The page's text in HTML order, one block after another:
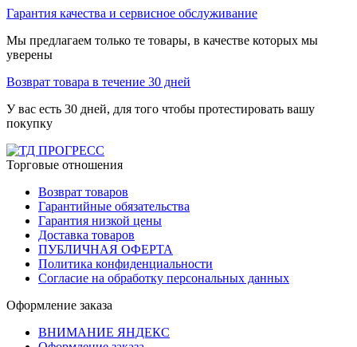
Гарантия качества и сервисное обслуживание
Мы предлагаем только те товары, в качестве которых мы
уверены
Возврат товара в течение 30 дней
У вас есть 30 дней, для того чтобы протестировать вашу
покупку
Торговые отношения
Возврат товаров
Гарантийные обязательства
Гарантия низкой цены
Доставка товаров
ПУБЛИЧНАЯ ОФЕРТА
Политика конфиденциальности
Согласие на обработку персональных данных
Оформление заказа
ВНИМАНИЕ ЯНДЕКС